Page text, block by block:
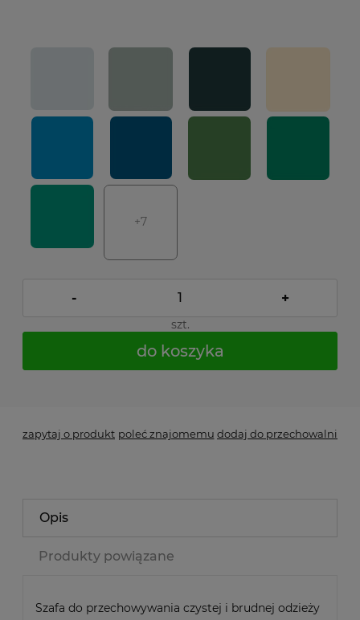
+7
- +
szt.
do koszyka
zapytaj o produkt poleć znajomemu dodaj do przechowalni
Opis
Produkty powiązane
Szafa do przechowywania czystej i brudnej odzieży